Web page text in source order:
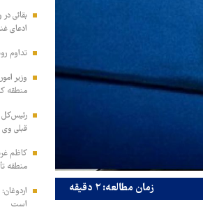
زمان مطالعه: ۲ دقیقه
بقائی
ادعای
تداوم
وزیر
منطقه
رئیس‌کل
قبلی
کاظم
منطقه
است